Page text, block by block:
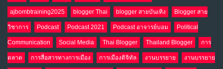
10 อินโดนีเซีย กับเกมอำนาจที่มองไม่เห็น
เม.ย. 19, 2026
NO COMMENTS
ajbombtraining2025 blogger Thai blogger สายบันเทิง Blogger สาย
วิชาการ Podcast Podcast 2021 Podcast อาจารย์บอม Political
Communication Social Media Thai Blogger Thailand Blogger การ
ตลาด การสื่อสารทางการเมือง การเมืองดิจิทัล งานบรรยาย งานบรรยาย